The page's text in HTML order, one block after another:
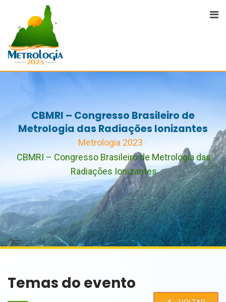
CBMRI – Congresso Brasileiro de
Metrologia das Radiações Ionizantes
Metrologia 2023 >
CBMRI – Congresso Brasileiro de Metrologia das
Radiações Ionizantes
Temas do evento